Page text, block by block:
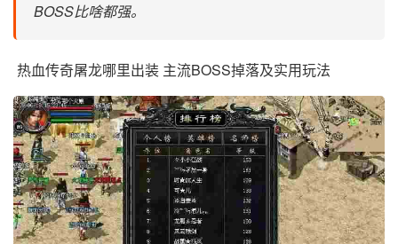
BOSS比啥都强。
热血传奇屠龙哪里出装 主流BOSS掉落及实用玩法